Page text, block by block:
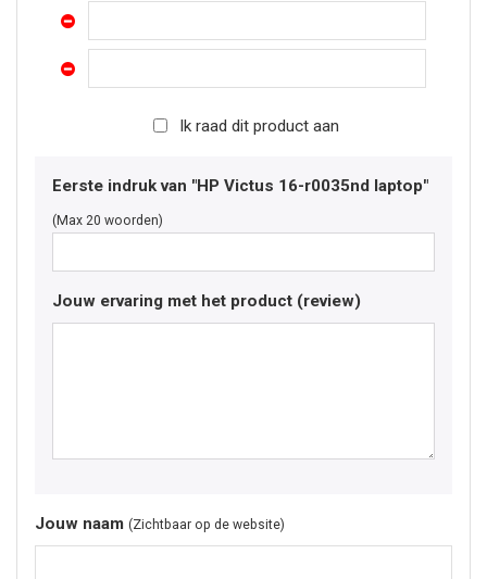
Ik raad dit product aan
Eerste indruk van "HP Victus 16-r0035nd laptop"
(Max 20 woorden)
Jouw ervaring met het product (review)
Jouw naam (Zichtbaar op de website)